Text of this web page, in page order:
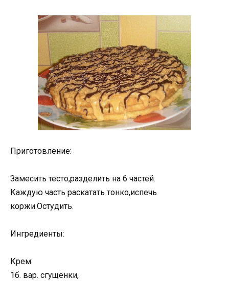
Приготовление:
Замесить тесто,разделить на 6 частей.
Каждую часть раскатать тонко,испечь
коржи.Остудить.
Ингредиенты:
Крем:
1б. вар. сгущёнки,